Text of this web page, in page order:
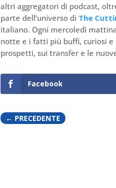
altri aggregatori di podcast,
parte dell’universo di The
italiano. Ogni mercoledì
notte e i fatti più buffi, curiosi
prospetti, sui transfer e le
Facebook
← PRECEDENTE